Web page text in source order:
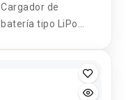
Cargador de
batería tipo LiPo